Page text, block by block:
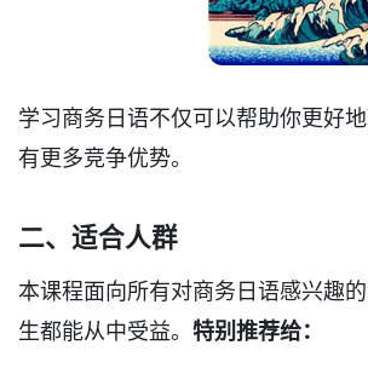
学习商务日语不仅可以帮助你更好
有更多竞争优势。
二、适合人群
本课程面向所有对商务日语感兴趣
生都能从中受益。 特别推荐给：